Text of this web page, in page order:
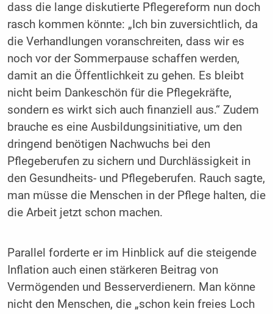
dass die lange diskutierte Pflegereform nun doch
rasch kommen könnte: „Ich bin zuversichtlich, da
die Verhandlungen voranschreiten, dass wir es
noch vor der Sommerpause schaffen werden,
damit an die Öffentlichkeit zu gehen. Es bleibt
nicht beim Dankeschön für die Pflegekräfte,
sondern es wirkt sich auch finanziell aus.“ Zudem
brauche es eine Ausbildungsinitiative, um den
dringend benötigen Nachwuchs bei den
Pflegeberufen zu sichern und Durchlässigkeit in
den Gesundheits- und Pflegeberufen. Rauch sagte,
man müsse die Menschen in der Pflege halten, die
die Arbeit jetzt schon machen.
Parallel forderte er im Hinblick auf die steigende
Inflation auch einen stärkeren Beitrag von
Vermögenden und Besserverdienern. Man könne
nicht den Menschen, die „schon kein freies Loch